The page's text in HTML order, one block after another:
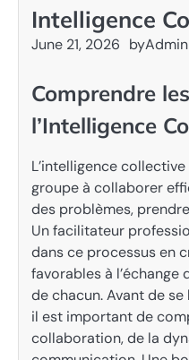
Intelligence
June 21, 2026 byAdmin
Comprendre
l’Intelligence
L’intelligence
groupe à collaborer
des problèmes,
Un facilitateur
dans ce processus en
favorables à l’échange
de chacun. Avant de
il est important de
collaboration, de la